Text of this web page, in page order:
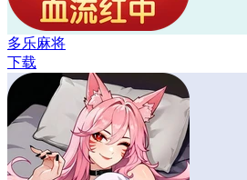
多乐麻将
下载